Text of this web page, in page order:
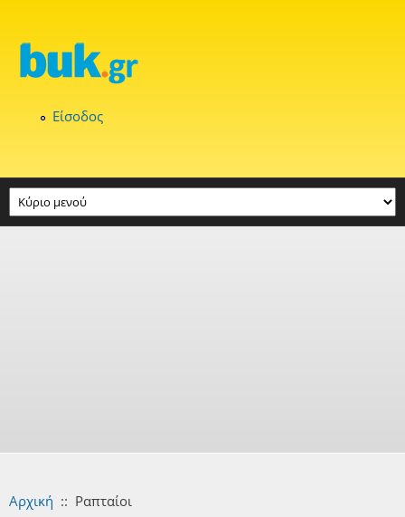
Είσοδος
Αρχική :: Ραπταίοι